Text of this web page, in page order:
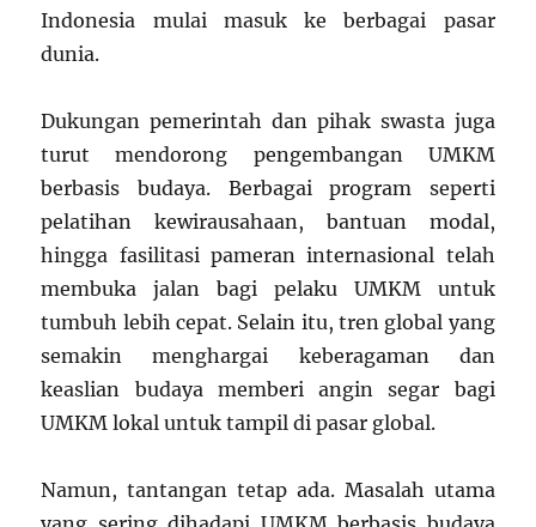
Indonesia mulai masuk ke berbagai pasar
dunia.
Dukungan pemerintah dan pihak swasta juga
turut mendorong pengembangan UMKM
berbasis budaya. Berbagai program seperti
pelatihan kewirausahaan, bantuan modal,
hingga fasilitasi pameran internasional telah
membuka jalan bagi pelaku UMKM untuk
tumbuh lebih cepat. Selain itu, tren global yang
semakin menghargai keberagaman dan
keaslian budaya memberi angin segar bagi
UMKM lokal untuk tampil di pasar global.
Namun, tantangan tetap ada. Masalah utama